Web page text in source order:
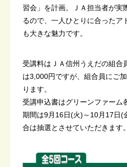
習会」を計画。ＪＡ担当者が実
るので、一人ひとりに合ったア
も大きな魅力です。
受講料はＪＡ信州うえだの組合
は3,000円ですが、組合員にご
ります。
受講申込書はグリーンファーム
期間は9月16日(火)～10月17日(
合は抽選とさせていただきます。